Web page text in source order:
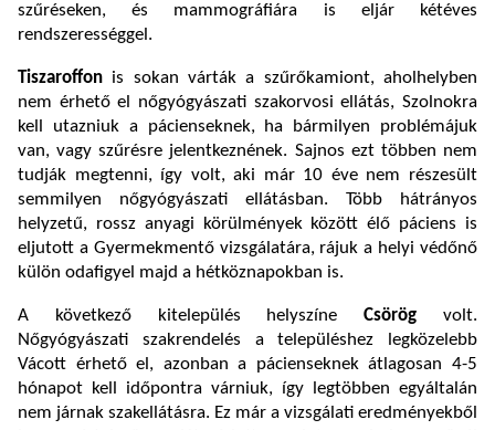
szűréseken, és mammográfiára is eljár kétéves
rendszerességgel.
Tiszaroffon is sokan várták a szűrőkamiont, aholhelyben
nem érhető el nőgyógyászati szakorvosi ellátás, Szolnokra
kell utazniuk a pácienseknek, ha bármilyen problémájuk
van, vagy szűrésre jelentkeznének. Sajnos ezt többen nem
tudják megtenni, így volt, aki már 10 éve nem részesült
semmilyen nőgyógyászati ellátásban. Több hátrányos
helyzetű, rossz anyagi körülmények között élő páciens is
eljutott a Gyermekmentő vizsgálatára, rájuk a helyi védőnő
külön odafigyel majd a hétköznapokban is.
A következő kitelepülés helyszíneCsörögvolt.
Nőgyógyászati szakrendelés a településhez legközelebb
Vácott érhető el, azonban a pácienseknek átlagosan 4-5
hónapot kell időpontra várniuk, így legtöbben egyáltalán
nem járnak szakellátásra. Ez már a vizsgálati eredményekből